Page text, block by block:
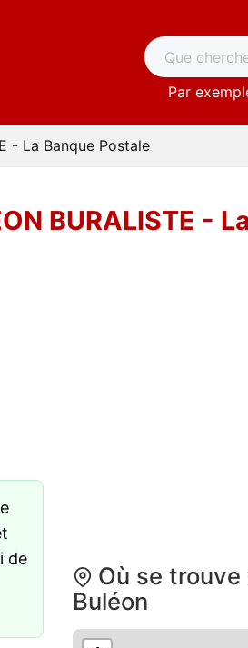
Par
- La Banque Postale
BURALISTE -
de
Où se
Buléon